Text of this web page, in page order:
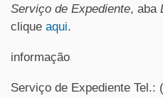
Serviço de Expediente, aba
clique aqui.
informação
Serviço de Expediente Tel.: